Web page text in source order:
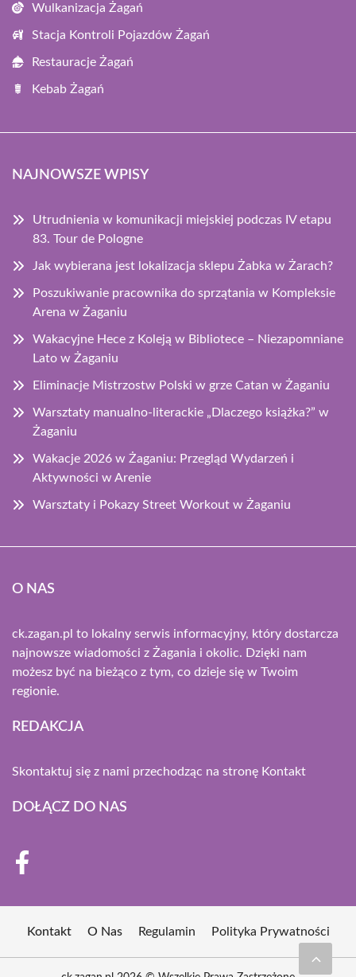
Wulkanizacja Żagań
Stacja Kontroli Pojazdów Żagań
Restauracje Żagań
Kebab Żagań
NAJNOWSZE WPISY
Utrudnienia w komunikacji miejskiej podczas IV etapu
83. Tour de Pologne
Jak wybierana jest lokalizacja sklepu Żabka w Żarach?
Poszukiwanie pracownika do sprzątania w Kompleksie
Arena w Żaganiu
Wakacyjne Hece z Koleją w Bibliotece – Niezapomniane
Lato w Żaganiu
Eliminacje Mistrzostw Polski w grze Catan w Żaganiu
Warsztaty manualno-literackie „Dlaczego książka?” w
Żaganiu
Wakacje 2026 w Żaganiu: Przegląd Wydarzeń i
Aktywności w Arenie
Warsztaty i Pokazy Street Workout w Żaganiu
O NAS
ck.zagan.pl to lokalny serwis informacyjny, który dostarcza
najnowsze wiadomości z Żagania i okolic. Dzięki nam
możesz być na bieżąco z tym, co dzieje się w Twoim
regionie.
REDAKCJA
Skontaktuj się z nami przechodząc na stronę Kontakt
DOŁĄCZ DO NAS
Kontakt O Nas Regulamin Polityka Prywatności